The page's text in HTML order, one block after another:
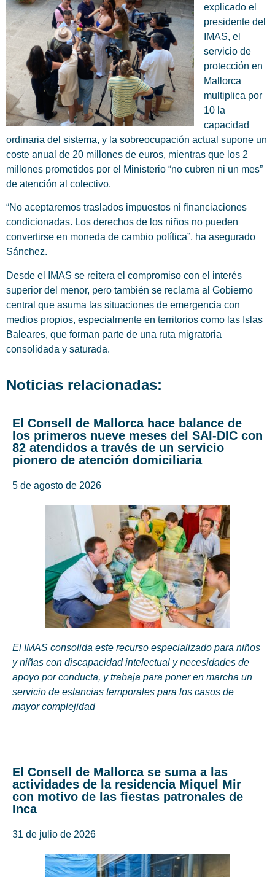
explicado el
presidente del
IMAS, el
servicio de
protección en
Mallorca
multiplica por
10 la
capacidad
ordinaria del sistema, y la sobreocupación actual supone un
coste anual de 20 millones de euros, mientras que los 2
millones prometidos por el Ministerio “no cubren ni un mes”
de atención al colectivo.
“No aceptaremos traslados impuestos ni financiaciones
condicionadas. Los derechos de los niños no pueden
convertirse en moneda de cambio política”, ha asegurado
Sánchez.
Desde el IMAS se reitera el compromiso con el interés
superior del menor, pero también se reclama al Gobierno
central que asuma las situaciones de emergencia con
medios propios, especialmente en territorios como las Islas
Baleares, que forman parte de una ruta migratoria
consolidada y saturada.
Noticias relacionadas:
El Consell de Mallorca hace balance de
los primeros nueve meses del SAI-DIC con
82 atendidos a través de un servicio
pionero de atención domiciliaria
5 de agosto de 2026
El IMAS consolida este recurso especializado para niños
y niñas con discapacidad intelectual y necesidades de
apoyo por conducta, y trabaja para poner en marcha un
servicio de estancias temporales para los casos de
mayor complejidad
El Consell de Mallorca se suma a las
actividades de la residencia Miquel Mir
con motivo de las fiestas patronales de
Inca
31 de julio de 2026